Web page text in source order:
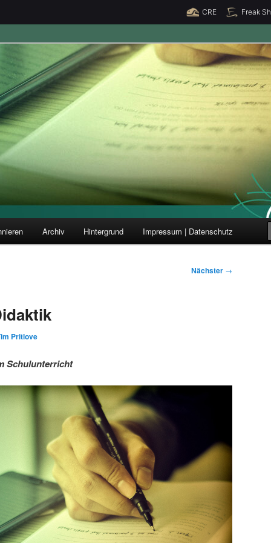
CRE Freak
und Forschung
Archiv Hintergrund Impressum | Datenschutz
Nächster →
Pritlove
Schulunterricht